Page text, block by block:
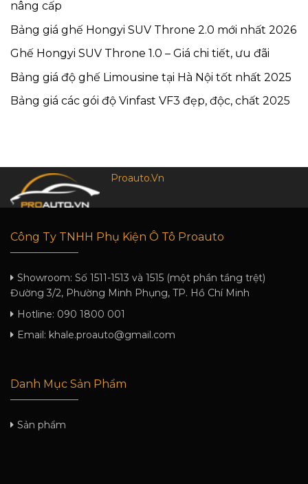
nâng cấp
Bảng giá ghế Hongyi SUV Throne 2.0 mới nhất 2026
Ghế Hongyi SUV Throne 1.0 – Giá chi tiết, ưu đãi
Bảng giá độ ghế Limousine tại Hà Nội tốt nhất 2025
Bảng giá các gói độ Vinfast VF3 đẹp, độc, chất 2025
Proauto.Vn
Công Ty TNHH Phụ Kiện Ô Tô Proauto
Showroom: Số 1511-1513 và 1515 (một phần tầng trệt)
Đường 3/2, Phường Minh Phụng, TP. Hồ Chí Minh
Hotline: 090 1800 001
Email: khale.proauto@gmail.com
Danh Mục Sản Phẩm
Sản phẩm